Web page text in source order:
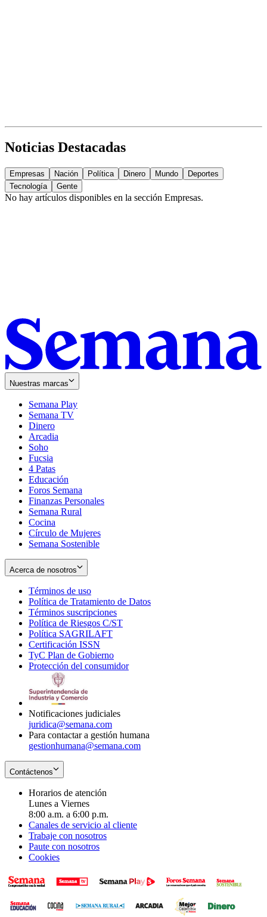
Noticias Destacadas
Empresas Nación Política Dinero Mundo
Deportes
Tecnología
Gente
No hay artículos disponibles en la sección Empresas.
Nuestras marcas
Semana Play
Semana TV
Dinero
Arcadia
Soho
in
new
window
Fucsia
in
new
window
4 Patas
Educación
Foros Semana
Finanzas Personales
Semana Rural
Cocina
Círculo de Mujeres
Semana Sostenible
Acerca de nosotros
Términos de uso
in
new
window
Política de Tratamiento de Datos
Términos suscripciones
in
Política de Riesgos C/ST
Política SAGRILAFT
new
window
Certificación ISSN
in
new
TyC Plan de Gobierno
in
Protección del consumidorOpens
Notificaciones judiciales
juridica@semana.com
Para contactar a gestión humana
gestionhumana@semana.com
Contáctenos
Horarios de atención
Lunes a Viernes
8:00 a.m. a 6:00 p.m.
Canales de servicio al cliente
Trabaje con nosotros
Paute con nosotros
Cookies